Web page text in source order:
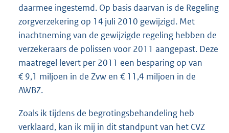
daarmee ingestemd. Op basis daarvan is de Regeling
zorgverzekering op 14 juli 2010 gewijzigd. Met
inachtneming van de gewijzigde regeling hebben de
verzekeraars de polissen voor 2011 aangepast. Deze
maatregel levert per 2011 een besparing op van
€ 9,1 miljoen in de Zvw en € 11,4 miljoen in de
AWBZ.
Zoals ik tijdens de begrotingsbehandeling heb
verklaard, kan ik mij in dit standpunt van het CVZ